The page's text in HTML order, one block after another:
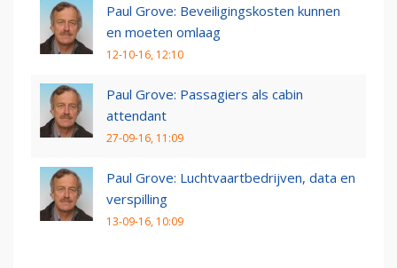
Paul Grove: Beveiligingskosten kunnen
en moeten omlaag
12-10-16, 12:10
Paul Grove: Passagiers als cabin
attendant
27-09-16, 11:09
Paul Grove: Luchtvaartbedrijven, data en
verspilling
13-09-16, 10:09